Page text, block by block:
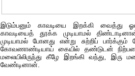
இடும்பனும் காவடியை இறக்கி வைத்து
காவடியைத் தூக்க முடியாமல்
முடியாமல் போனது என்று சுற்றிப் பார்க்கும்
கோவணாண்டியாய் கையில் தண்டுடன்
மலையிலிருந்து கீழே இறங்கி வந்து, இரு
வேண்டினான்.